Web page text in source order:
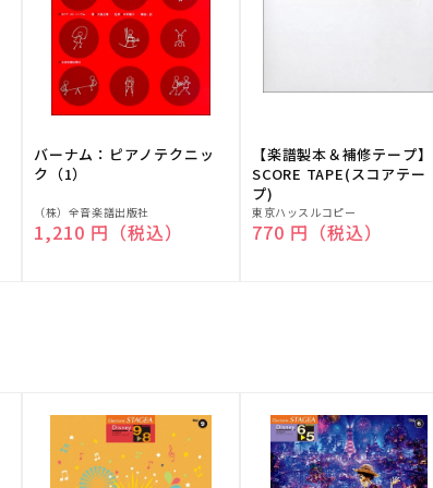
バーナム：ピアノテクニッ
ク（1）
販
売
（株）全音楽譜出版社
通常価格
1,210 円（税込）
【楽譜製本＆補修テープ】
SCORE TAPE(スコアテー
プ)
販
売
東京ハッスルコピー
通常価格
770 円（税込）